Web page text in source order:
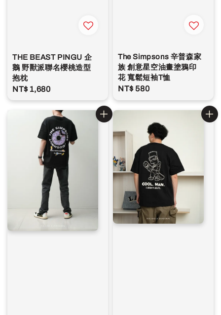
THE BEAST PINGU 企
鵝 野獸派聯名櫻桃造型
抱枕
Regular
price
NT$ 1,680
The Simpsons 辛普森家
族 創意星空油畫塗鴉印
花 寬鬆短袖T恤
Regular
price
NT$ 580